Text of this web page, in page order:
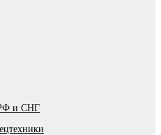
РФ и СНГ